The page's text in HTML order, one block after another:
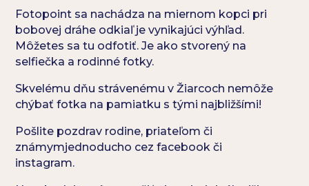
Fotopoint sa nachádza na miernom kopci pri
bobovej dráhe odkiaľ je vynikajúci výhľad.
Môžetes sa tu odfotiť. Je ako stvorený na
selfiečka a rodinné fotky.
Skvelému dňu strávenému v Žiarcoch nemôže
chýbať fotka na pamiatku s tými najbližšími!
Pošlite pozdrav rodine, priateľom či
známymjednoducho cez facebook či
instagram.